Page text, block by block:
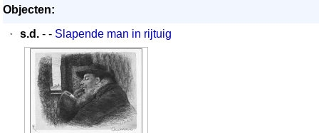
Objecten:
·
s.d. - - Slapende man in rijtuig